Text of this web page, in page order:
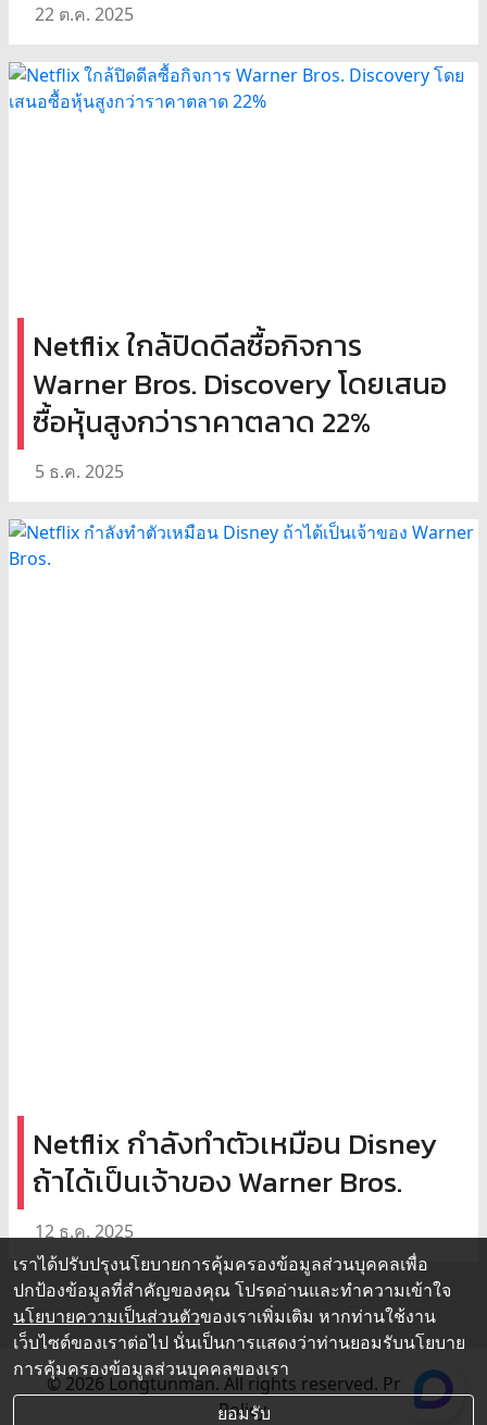
22 ต.ค. 2025
Netflix ใกล้ปิดดีลซื้อกิจการ
Warner Bros. Discovery โดยเสนอ
ซื้อหุ้นสูงกว่าราคาตลาด 22%
5 ธ.ค. 2025
Netflix กำลังทำตัวเหมือน Disney
ถ้าได้เป็นเจ้าของ Warner Bros.
12 ธ.ค. 2025
© 2026 Longtunman. All rights reserved. Privacy
Policy.
เราได้ปรับปรุงนโยบายการคุ้มครองข้อมูลส่วนบุคคลเพื่อ
ปกป้องข้อมูลที่สำคัญของคุณ โปรดอ่านและทำความเข้าใจ
นโยบายความเป็นส่วนตัวของเราเพิ่มเติม หากท่านใช้งาน
เว็บไซต์ของเราต่อไป นั่นเป็นการแสดงว่าท่านยอมรับนโยบาย
การคุ้มครองข้อมูลส่วนบุคคลของเรา
ยอมรับ